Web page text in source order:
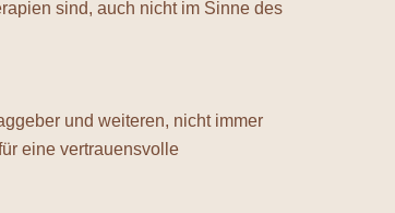
sind, auch nicht im Sinne des
und weiteren, nicht immer
eine vertrauensvolle